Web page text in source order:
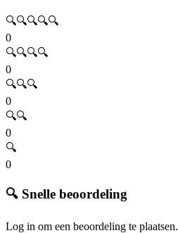
🔍🔍🔍🔍🔍
0
🔍🔍🔍🔍
0
🔍🔍🔍
0
🔍🔍
0
🔍
0
🔍 Snelle beoordeling
Log in om een beoordeling te plaatsen.